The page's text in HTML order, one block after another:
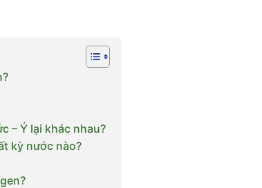
– Ý lại khác nhau?
kỳ nước nào?